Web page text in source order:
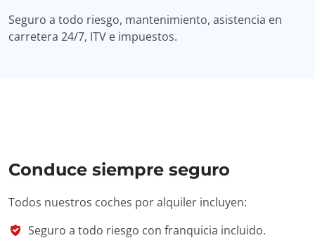
Seguro a todo riesgo, mantenimiento, asistencia en
carretera 24/7, ITV e impuestos.
Conduce siempre seguro
Todos nuestros coches por alquiler incluyen:
Seguro a todo riesgo con franquicia incluido.